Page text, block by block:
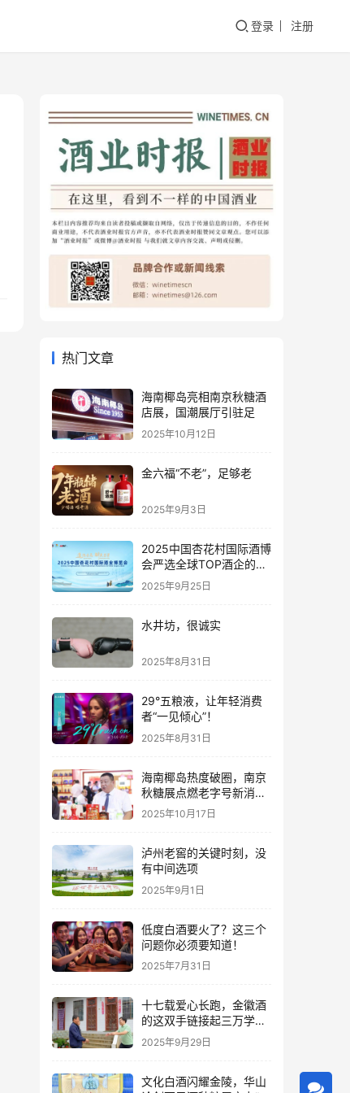
登录 注册
热门文章
海南椰岛亮相南京秋糖酒
店展，国潮展厅引驻足
2025年10月12日
金六福“不老”，足够老
2025年9月3日
2025中国杏花村国际酒博
会严选全球TOP酒企的底
气何在？
2025年9月25日
水井坊，很诚实
2025年8月31日
29°五粮液，让年轻消费
者“一见倾心”！
2025年8月31日
海南椰岛热度破圈，南京
秋糖展点燃老字号新消费
热潮
2025年10月17日
泸州老窖的关键时刻，没
有中间选项
2025年9月1日
低度白酒要火了？这三个
问题你必须要知道！
2025年7月31日
十七载爱心长跑，金徽酒
的这双手链接起三万学子
的人生路
2025年9月29日
文化白酒闪耀金陵，华山